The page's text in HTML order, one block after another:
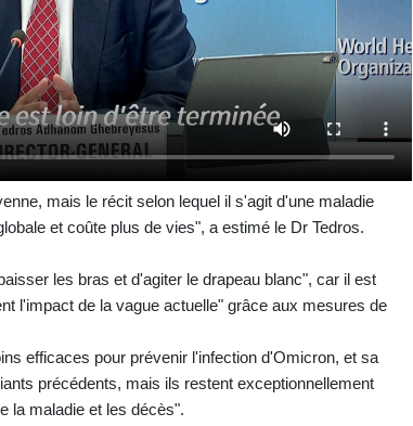
mais le récit selon lequel il s'agit d'une maladie
et coûte plus de vies", a estimé le Dr Tedros.
les bras et d'agiter le drapeau blanc", car il est
l'impact de la vague actuelle" grâce aux mesures de
efficaces pour prévenir l'infection d'Omicron, et sa
précédents, mais ils restent exceptionnellement
la maladie et les décès".